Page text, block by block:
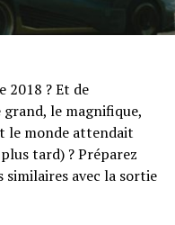
2018 ? Et de
le magnifique,
le monde attendait
tard) ? Préparez
similaires avec la sortie